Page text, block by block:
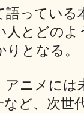
っている
人とどのよ
となる。
アニメには
など、次世